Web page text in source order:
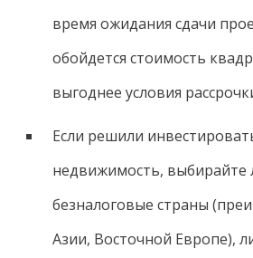
время ожидания сдачи
обойдется стоимость
выгоднее условия
Если решили
недвижимость, выбирайте
безналоговые страны
Азии, Восточной Европе),